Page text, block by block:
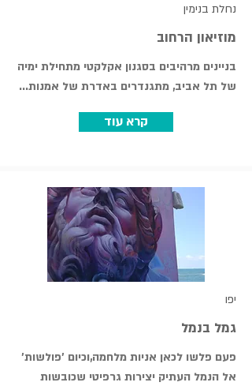
נחלת בנימין
מוזיאון הרחוב
בניינים מרהיבים בסגנון אקלקטי מתחילת ימיה
של תל אביב, מתגנדרים באדרת של אמנות...
קרא עוד
יפו
גמל בנמל
פעם פלשו לכאן אניות מלחמה,וכיום 'פולשות'
אל הנמל העתיק יצירות גרפיטי שכובשות